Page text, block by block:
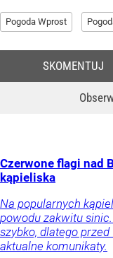
Pogoda Wprost
SKOMENTUJ
Czerwone flagi nad
kąpieliska
Na popularnych
powodu zakwitu
szybko, dlatego
aktualne komunikaty.